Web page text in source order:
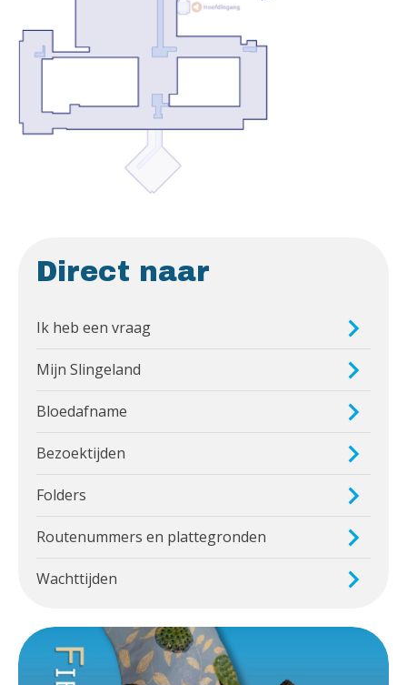
Direct naar
Ik heb een vraag
Mijn Slingeland
Bloedafname
Bezoektijden
Folders
Routenummers en plattegronden
Wachttijden